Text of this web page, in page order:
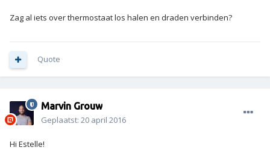
Zag al iets over thermostaat los halen en draden verbinden?
Quote
Marvin Grouw
Geplaatst: 20 april 2016
Hi Estelle!